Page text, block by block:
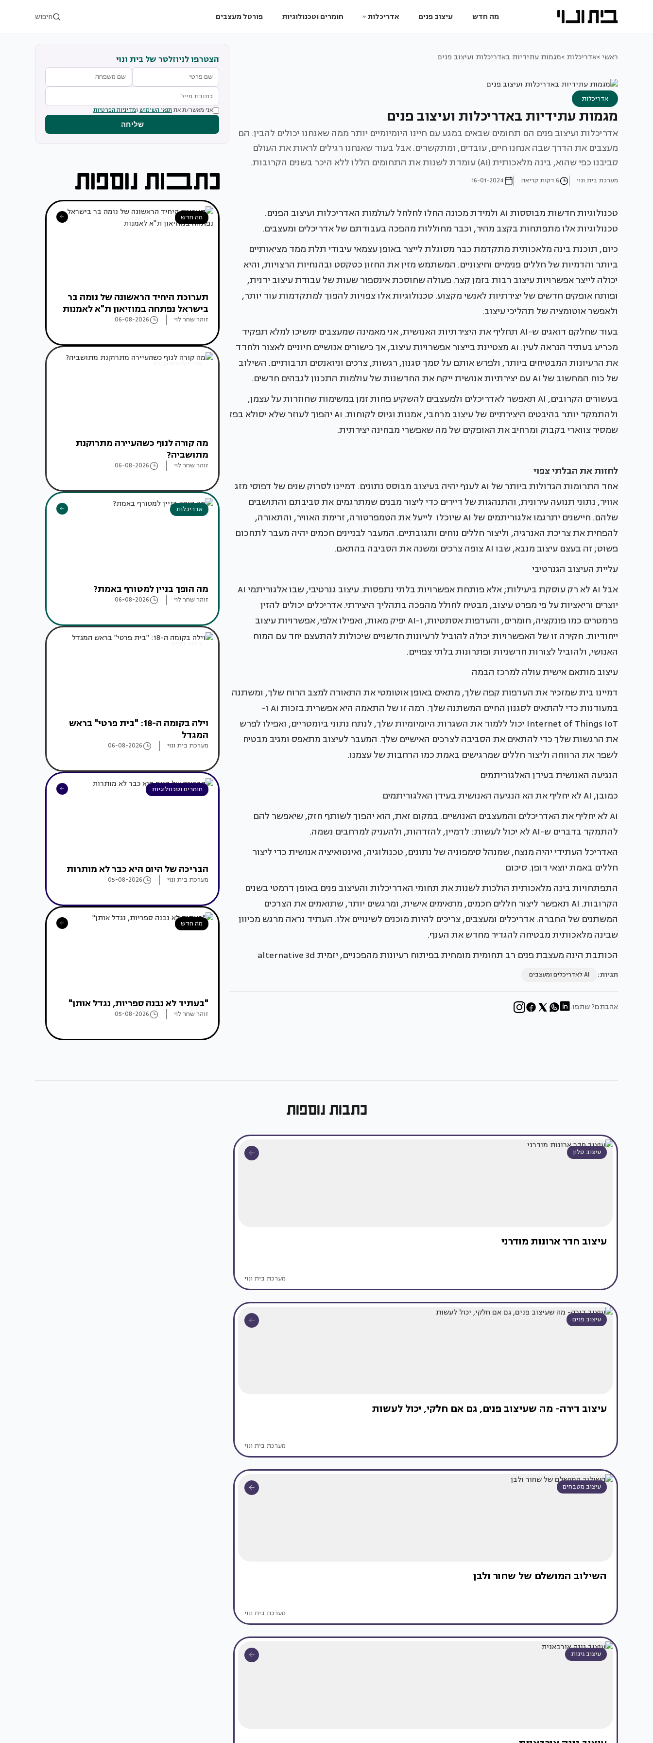
מה חדש עיצוב פנים אדריכלות חומרים וטכנולוגיות פורטל מעצבים חיפוש
ראשי >אדריכלות >מגמות עתידיות באדריכלות ועיצוב פנים
אדריכלות
מגמות עתידיות באדריכלות ועיצוב פנים
אדריכלות ועיצוב פנים הם תחומים שבאים במגע עם חיינו היומיומיים יותר ממה שאנחנו יכולים להבין. הם
מעצבים את הדרך שבה אנחנו חיים, עובדים, ומתקשרים. אבל בעוד שאנחנו רגילים לראות את העולם
סביבנו כפי שהוא, בינה מלאכותית (AI) עומדת לשנות את התחומים הללו ללא היכר בשנים הקרובות.
מערכת בית ונוי 6 דקות קריאה 16-01-2024
טכנולוגיות חדשות מבוססות AI ולמידת מכונה החלו לחלחל לעולמות האדריכלות ועיצוב הפנים.
טכנולוגיות אלו מתפתחות בקצב מהיר, וכבר מחוללות מהפכה בעבודתם של אדריכלים ומעצבים.
כיום, תוכנת בינה מלאכותית מתקדמת כבר מסוגלת לייצר באופן עצמאי עיבודי תלת ממד מציאותיים
ביותר והדמיות של חללים פנימיים וחיצוניים. המשתמש מזין את החזון כטקסט ובהנחיות הרצויות, והיא
יכולה לייצר אפשרויות עיצוב רבות בזמן קצר. פעולה שחוסכת אינספור שעות של עבודת עיצוב ידנית,
ופותח אופקים חדשים של יצירתיות לאנשי מקצוע. טכנולוגיות אלו צפויות להפוך למתקדמות עוד יותר,
ולאפשר אוטומציה של תהליכי עיצוב.
בעוד שחלקם דואגים ש-AI תחליף את היצירתיות האנושית, אני מאמינה שמעצבים ימשיכו למלא תפקיד
מכריע בעתיד הנראה לעין. AI מצטיינת בייצור אפשרויות עיצוב, אך כישורים אנושיים חיוניים לאצור ולחדד
את הרעיונות המבטיחים ביותר, ולפרש אותם על סמך סגנון, רגשות, צרכים וניואנסים תרבותיים. השילוב
של כוח המחשוב של AI עם יצירתיות אנושית ייקח את החדשנות של עולמות התכנון לגבהים חדשים.
בעשורים הקרובים, AI תאפשר לאדריכלים ולמעצבים להשקיע פחות זמן במשימות שחוזרות על עצמן,
ולהתמקד יותר בהיבטים היצירתיים של עיצוב מרחבי, אמנות וגיוס לקוחות. AI יהפוך לעוזר שלא יסולא בפז
שמסיר צווארי בקבוק ומרחיב את האופקים של מה שאפשרי מבחינה יצירתית.
לחזות את הבלתי צפוי
אחד התרומות הגדולות ביותר של AI לענף יהיה בעיצוב מבוסס נתונים. דמיינו לסרוק שנים של דפוסי מזג
אוויר, נתוני תנועה עירונית, והתנהגות של דיירים כדי ליצור מבנים שמתרגמים את סביבתם והתושבים
שלהם. חיישנים יתרגמו אלגוריתמים של AI שיוכלו לייעל את הטמפרטורה, זרימת האוויר, והתאורה,
להפחית את צריכת האנרגיה, וליצור חללים נוחים ותגובתיים. המעבר לבניינים חכמים יהיה מעבר לתחכום
פשוט; זה בעצם עיצוב מנבא, שבו AI צופה צרכים ומשנה את הסביבה בהתאם.
עליית העיצוב הגנרטיבי
אבל AI לא רק עוסקת ביעילות; אלא פותחת אפשרויות בלתי נתפסות. עיצוב גנרטיבי, שבו אלגוריתמי AI
יוצרים וריאציות על פי מפרט עיצוב, מבטיח לחולל מהפכה בתהליך היצירתי. אדריכלים יכולים להזין
פרמטרים כמו פונקציה, חומרים, והעדפות אסתטיות, ו-AI יפיק מאות, ואפילו אלפי, אפשרויות עיצוב
ייחודיות. חקירה זו של האפשרויות יכולה להוביל לרעיונות חדשניים שיכולות להתעצם יחד עם המוח
האנושי, ולהוביל לצורות חדשניות ופתרונות בלתי צפויים.
עיצוב מותאם אישית עולה למרכז הבמה
דמיינו בית שמזכיר את העדפות קפה שלך, מתאים באופן אוטומטי את התאורה למצב הרוח שלך, ומשתנה
במעודנות כדי להתאים לסגנון החיים המשתנה שלך. רמה זו של התאמה היא אפשרית בזכות AI ו-
Internet of Things IoT יכול ללמוד את השגרות היומיומיות שלך, לנתח נתוני ביומטריים, ואפילו לפרש
את הרגשות שלך כדי להתאים את הסביבה לצרכים האישיים שלך. המעבר לעיצוב מתאפס ומגיב מבטיח
לשפר את הרווחה וליצור חללים שמרגישים באמת כמו הרחבות של עצמנו.
הנגיעה האנושית בעידן האלגוריתמים
כמובן, AI לא יחליף את הא הנגיעה האנושית בעידן האלגוריתמים
AI לא יחליף את האדריכלים והמעצבים האנושיים. במקום זאת, הוא יהפוך לשותף חזק, שיאפשר להם
להתמקד בדברים ש-AI לא יכול לעשות: לדמיין, להזדהות, ולהעניק למרחבים נשמה.
האדריכל העתידי יהיה מנצח, שמנהל סימפוניה של נתונים, טכנולוגיה, ואינטואיציה אנושית כדי ליצור
חללים באמת יוצאי דופן. סיכום
התפתחויות בינה מלאכותית הולכות לשנות את תחומי האדריכלות והעיצוב פנים באופן דרמטי בשנים
הקרובות. AI תאפשר ליצור חללים חכמים, מתאימים אישית, ומרגשים יותר, שתואמים את הצרכים
המשתנים של החברה. אדריכלים ומעצבים, צריכים להיות מוכנים לשינויים אלו. העתיד נראה מרגש מכיוון
שבינה מלאכותית מבטיחה להגדיר מחדש את הענף.
הכותבת הינה מעצבת פנים רב תחומית מומחית בפיתוח רעיונות מהפכניים, יזמית alternative 3d
תגיות: AI לאדריכלים ומעצבים
אהבתם? שתפו:
הצטרפו לניוזלטר של בית ונוי
אני מאשר/ת את תנאי השימוש ומדיניות הפרטיות
שליחה
מה חדש
תערוכת היחיד הראשונה של נומה בר
בישראל נפתחה במוזיאון ת"א לאמנות
זוהר שחר לוי 06-08-2026
אדריכלות מהעולם
מה קורה לנוף כשהעיירה מתרוקנת
מתושביה?
זוהר שחר לוי 06-08-2026
אדריכלות
מה הופך בניין למטורף באמת?
זוהר שחר לוי 06-08-2026
עיצוב בתים
וילה בקומה ה-18: "בית פרטי" בראש
המגדל
מערכת בית ונוי 06-08-2026
חומרים וטכנולוגיות
הבריכה של היום היא כבר לא מותרות
מערכת בית ונוי 05-08-2026
מה חדש
"בעתיד לא נבנה ספריות, נגדל אותן"
זוהר שחר לוי 05-08-2026
כתבות נוספות
עיצוב סלון
עיצוב חדר ארונות מודרני
מערכת בית ונוי
עיצוב פנים
עיצוב דירה- מה שעיצוב פנים, גם אם חלקי, יכול לעשות
מערכת בית ונוי
עיצוב מטבחים
השילוב המושלם של שחור ולבן
מערכת בית ונוי
עיצוב גינות